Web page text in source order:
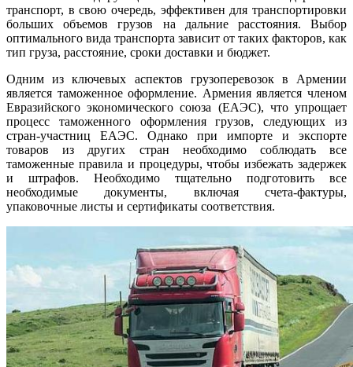
транспорт, в свою очередь, эффективен для транспортировки
больших объемов грузов на дальние расстояния. Выбор
оптимального вида транспорта зависит от таких факторов, как
тип груза, расстояние, сроки доставки и бюджет.
Одним из ключевых аспектов грузоперевозок в Армении
является таможенное оформление. Армения является членом
Евразийского экономического союза (ЕАЭС), что упрощает
процесс таможенного оформления грузов, следующих из
стран-участниц ЕАЭС. Однако при импорте и экспорте
товаров из других стран необходимо соблюдать все
таможенные правила и процедуры, чтобы избежать задержек
и штрафов. Необходимо тщательно подготовить все
необходимые документы, включая счета-фактуры,
упаковочные листы и сертификаты соответствия.